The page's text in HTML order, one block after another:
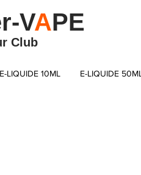
VAPE
Club
E-LIQUIDE 10ML E-LIQUIDE 50ML